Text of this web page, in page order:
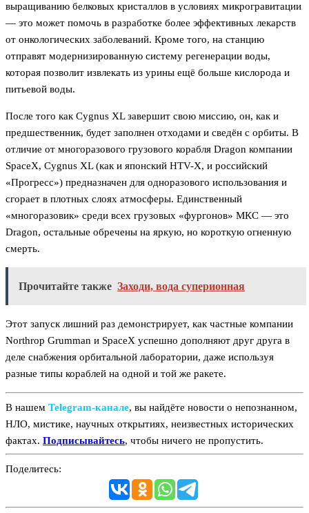
выращиванию белковых кристаллов в условиях микрогравитации
— это может помочь в разработке более эффективных лекарств
от онкологических заболеваний. Кроме того, на станцию
отправят модернизированную систему регенерации воды,
которая позволит извлекать из урины ещё больше кислорода и
питьевой воды.
После того как Cygnus XL завершит свою миссию, он, как и
предшественник, будет заполнен отходами и сведён с орбиты. В
отличие от многоразового грузового корабля Dragon компании
SpaceX, Cygnus XL (как и японский HTV-X, и российский
«Прогресс») предназначен для одноразового использования и
сгорает в плотных слоях атмосферы. Единственный
«многоразовик» среди всех грузовых «фургонов» МКС — это
Dragon, остальные обречены на яркую, но короткую огненную
смерть.
Прочитайте также Заходи, вода суперионная
Этот запуск лишний раз демонстрирует, как частные компании
Northrop Grumman и SpaceX успешно дополняют друг друга в
деле снабжения орбитальной лаборатории, даже используя
разные типы кораблей на одной и той же ракете.
В нашем Telegram‑канале, вы найдёте новости о непознанном,
НЛО, мистике, научных открытиях, неизвестных исторических
фактах. Подписывайтесь, чтобы ничего не пропустить.
Поделитесь: